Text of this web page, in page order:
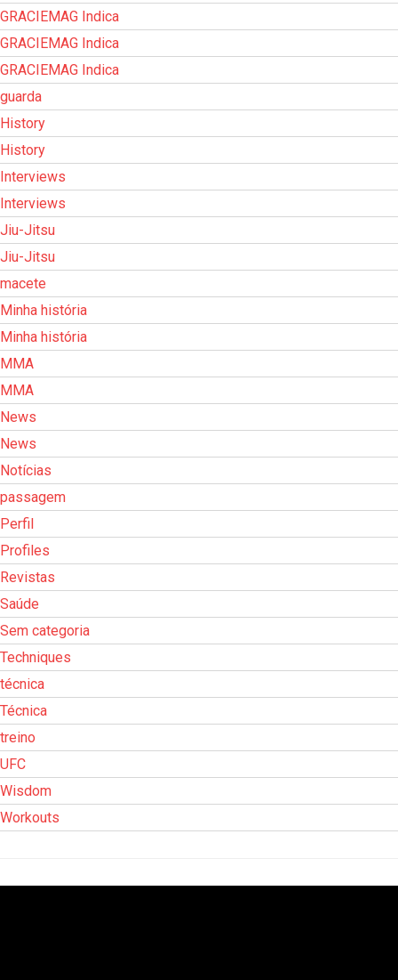
GRACIEMAG Indica
GRACIEMAG Indica
GRACIEMAG Indica
guarda
History
History
Interviews
Interviews
Jiu-Jitsu
Jiu-Jitsu
macete
Minha história
Minha história
MMA
MMA
News
News
Notícias
passagem
Perfil
Profiles
Revistas
Saúde
Sem categoria
Techniques
técnica
Técnica
treino
UFC
Wisdom
Workouts